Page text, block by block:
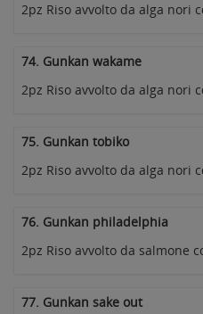
2pz Riso avvolto da alga nori
74. Gunkan wakame
2pz Riso avvolto da alga nori
75. Gunkan tobiko
2pz Riso avvolto da alga nori
76. Gunkan philadelphia
2pz Riso avvolto da salmone
77. Gunkan sake out